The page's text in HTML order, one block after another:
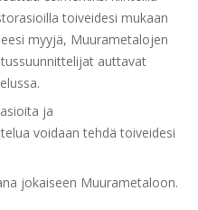
toiveidesi mukaan
myyjä, Muurametalojen
auttavat
ja
voidaan tehdä toiveidesi
jokaiseen Muurametaloon.